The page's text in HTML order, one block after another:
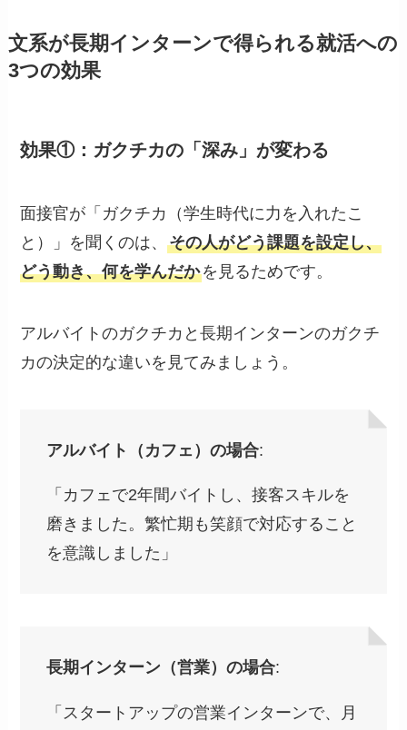
文系が長期インターンで得られる就活への
3つの効果
効果①：ガクチカの「深み」が変わる
面接官が「ガクチカ（学生時代に力を入れたこ
と）」を聞くのは、その人がどう課題を設定し、
どう動き、何を学んだかを見るためです。
アルバイトのガクチカと長期インターンのガクチ
カの決定的な違いを見てみましょう。
アルバイト（カフェ）の場合:
「カフェで2年間バイトし、接客スキルを
磨きました。繁忙期も笑顔で対応すること
を意識しました」
長期インターン（営業）の場合:
「スタートアップの営業インターンで、月